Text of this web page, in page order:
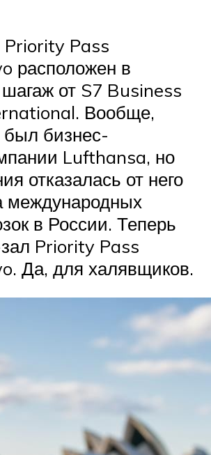
Priority Pass
расположен в
шагаж от S7 Business
Вообще,
бизнес-
Lufthansa, но
отказалась от него
международных
в России. Теперь
Priority Pass
Да, для халявщиков.